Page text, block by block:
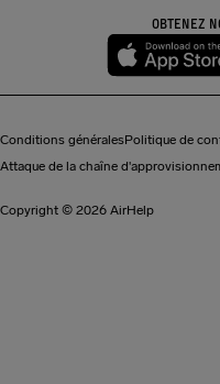
OBTENEZ
Conditions généralesPolitique de
Attaque de la chaîne
Copyright © 2026 AirHelp